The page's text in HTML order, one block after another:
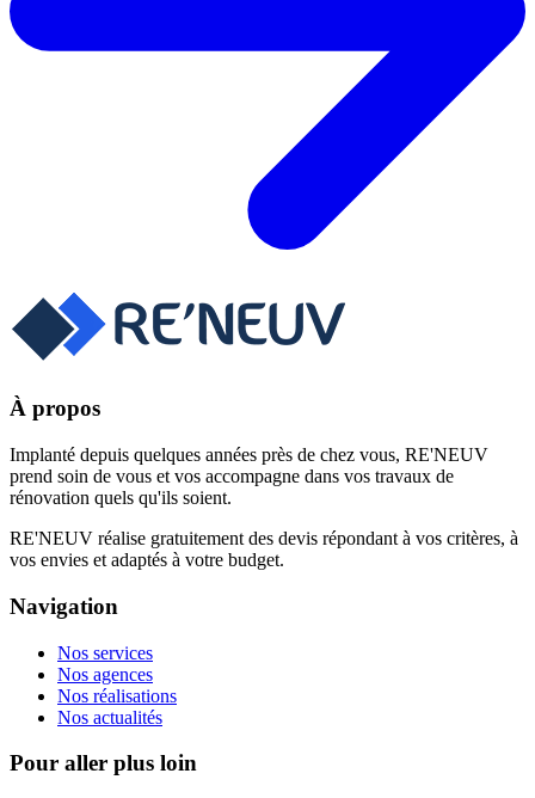
À propos
Implanté depuis quelques années près de chez vous, RE'NEUV
prend soin de vous et vos accompagne dans vos travaux de
rénovation quels qu'ils soient.
RE'NEUV réalise gratuitement des devis répondant à vos critères, à
vos envies et adaptés à votre budget.
Navigation
Nos services
Nos agences
Nos réalisations
Nos actualités
Pour aller plus loin